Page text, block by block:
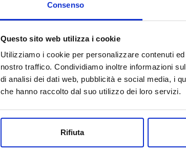
Consenso
Questo sito web utilizza i cookie
Utilizziamo i cookie per personalizzare contenuti
nostro traffico. Condividiamo inoltre informazioni
di analisi dei dati web, pubblicità e social media, i
che hanno raccolto dal suo utilizzo dei loro servizi.
Rifiuta